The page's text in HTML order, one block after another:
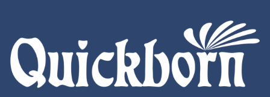
springen